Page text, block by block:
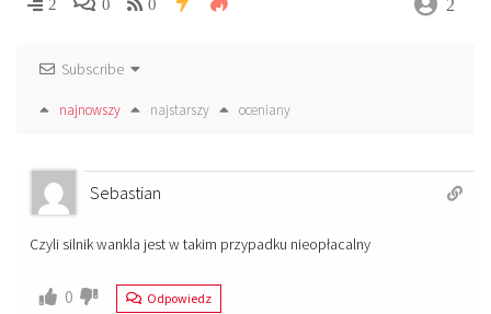
2 0 0 2
Subscribe
najnowszy najstarszy oceniany
Sebastian
Czyli silnik wankla jest w takim przypadku nieopłacalny
0 Odpowiedz